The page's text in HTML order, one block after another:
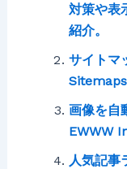
対策や表
紹介。
サイトマ
画像を自
EWWW
人気記事